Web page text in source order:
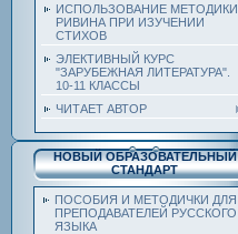
ИСПОЛЬЗОВАНИЕ МЕТОДИКИ
РИВИНА ПРИ ИЗУЧЕНИИ
СТИХОВ
ЭЛЕКТИВНЫЙ КУРС
"ЗАРУБЕЖНАЯ ЛИТЕРАТУРА".
10-11 КЛАССЫ
ЧИТАЕТ АВТОР
НОВЫЙ ОБРАЗОВАТЕЛЬНЫЙ
СТАНДАРТ
ПОСОБИЯ И МЕТОДИЧКИ ДЛЯ
ПРЕПОДАВАТЕЛЕЙ РУССКОГО
ЯЗЫКА